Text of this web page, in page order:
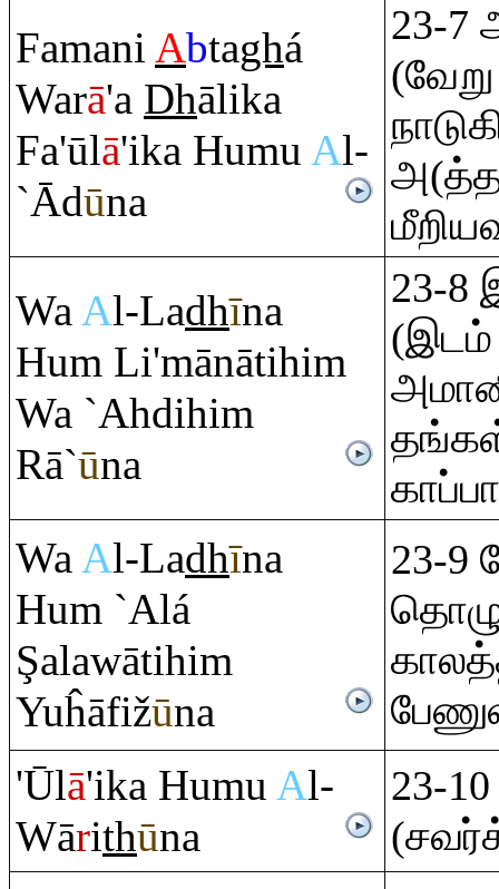
Famani Abtaghá
Warā'a Dhālika
Fa'ūlā'ika Humu Al-
`Ādūna
23-7
WaAl-Ladhīna
Hum Li'mānātihim
Wa `Ahdihim
Rā`ūna
23-
(இடம்
WaAl-Ladhīna
Hum `Alá
Şalawātihim
Yuĥāfižūna
23-9
'Ūlā'ika Humu Al-
Wārithūna
23-